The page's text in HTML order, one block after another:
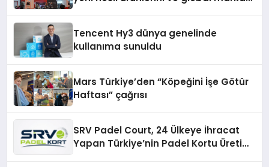
Tencent Hy3 dünya genelinde
kullanıma sunuldu
Mars Türkiye’den “Köpeğini İşe Götür
Haftası” çağrısı
SRV Padel Court, 24 Ülkeye İhracat
Yapan Türkiye’nin Padel Kortu Üretim